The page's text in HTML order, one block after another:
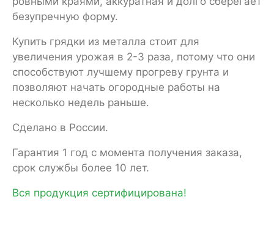
безупречную форму.
Купить грядки из металла стоит для
увеличения урожая в 2-3 раза, потому что они
способствуют лучшему прогреву грунта и
позволяют начать огородные работы на
несколько недель раньше.
Сделано в России.
Гарантия 1 год с момента получения заказа,
срок службы более 10 лет.
Вся продукция сертифицирована!